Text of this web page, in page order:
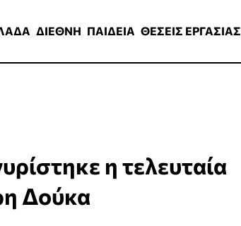
ΔΙΕΘΝΗ ΠΑΙΔΕΙΑ ΘΕΣΕΙΣ ΕΡΓΑΣΙΑΣ
η τελευταία
Δούκα